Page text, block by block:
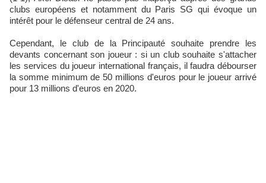
clubs européens et notamment du Paris SG qui évoque un
intérêt pour le défenseur central de 24 ans.
Cependant, le club de la Principauté souhaite prendre les
devants concernant son joueur : si un club souhaite s'attacher
les services du joueur international français, il faudra débourser
la somme minimum de 50 millions d'euros pour le joueur arrivé
pour 13 millions d'euros en 2020.